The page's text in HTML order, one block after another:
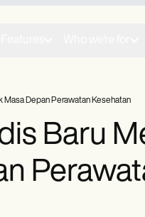
Masa Depan Perawatan Kesehatan
Baru